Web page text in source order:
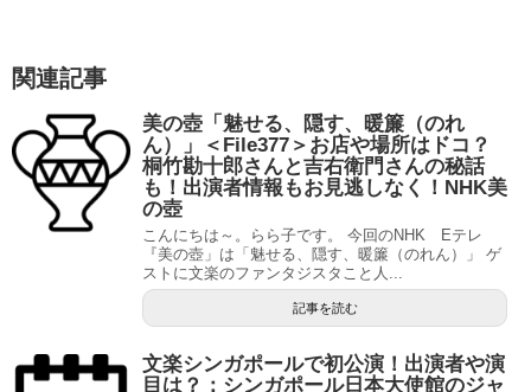
関連記事
美の壺「魅せる、隠す、暖簾（のれ
ん）」＜File377＞お店や場所はドコ？
桐竹勘十郎さんと吉右衛門さんの秘話
も！出演者情報もお見逃しなく！NHK美
の壺
こんにちは～。らら子です。 今回のNHK Eテレ
『美の壺」は「魅せる、隠す、暖簾（のれん）」 ゲ
ストに文楽のファンタジスタこと人...
記事を読む
文楽シンガポールで初公演！出演者や演
目は？：シンガポール日本大使館のジャ